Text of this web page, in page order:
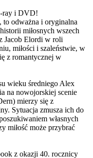
ray i DVD!
to odważna i oryginalna
miłosnych wszech
Jacob Elordi w roli
miłości i szaleństwie, w
z romantycznej w
wieku średniego Alex
na nowojorskiej scenie
mierzy się z
Sytuacja zmusza ich do
własnych
miłość może przybrać
z okazji 40. rocznicy